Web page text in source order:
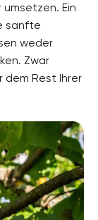
Ein
sanfte
weder
Zwar
dem Rest Ihrer